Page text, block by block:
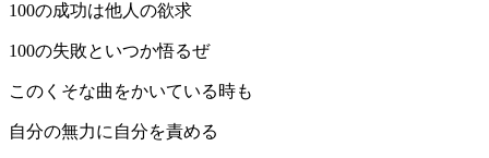
100の成功は他人の欲求
100の失敗といつか悟るぜ
このくそな曲をかいている時も
自分の無力に自分を責める